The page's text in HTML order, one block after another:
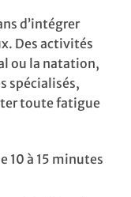
d’intégrer
Des activités
ou la natation,
spécialisés,
toute fatigue
10 à 15 minutes